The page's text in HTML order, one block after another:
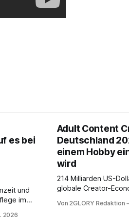
es bei
und
im
2026
Adult Content
Deutschland
einem Hobby
wird
214 Milliarden US-
globale Creator-
22 Prozent. Was
Von 2GLORY Redaktion